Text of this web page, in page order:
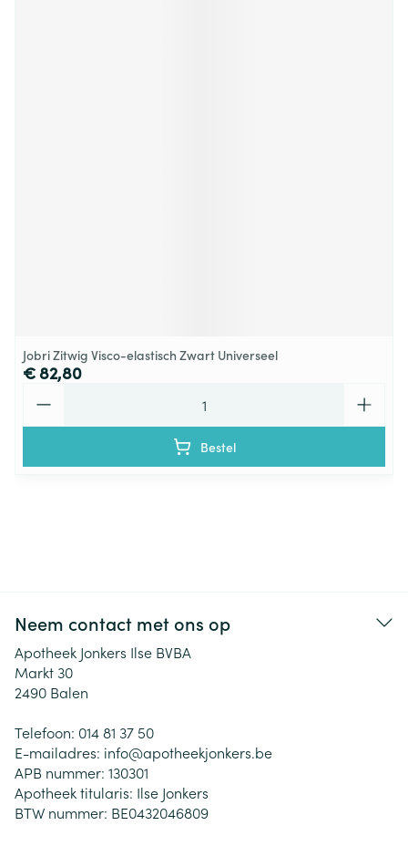
Jobri Zitwig Visco-elastisch Zwart Universeel
€ 82,80
Bestel
Neem contact met ons op
Apotheek Jonkers Ilse BVBA
Markt 30
2490 Balen
Telefoon: 014 81 37 50
E-mailadres: info@apotheekjonkers.be
APB nummer: 130301
Apotheek titularis: Ilse Jonkers
BTW nummer: BE0432046809